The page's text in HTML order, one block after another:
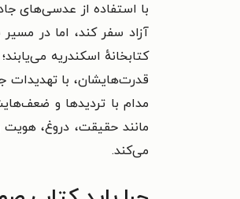
با استفاده از عدسی‌های
آزاد سفر کند، اما در
کتابخانهٔ اسکندریه
قدرت‌هایشان، با تهدیدات
مدام با تردیدها و
مانند حقیقت، دروغ، هویت
می‌کند.